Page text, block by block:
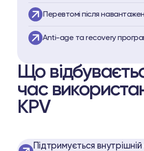
Перевтомі після
Аnti-age та recovery
Що
час
KPV
Підтримується